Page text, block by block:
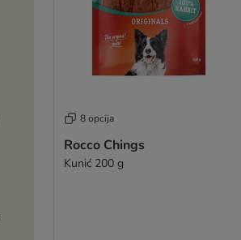
8 opcija
Rocco Chings
Kunić 200 g